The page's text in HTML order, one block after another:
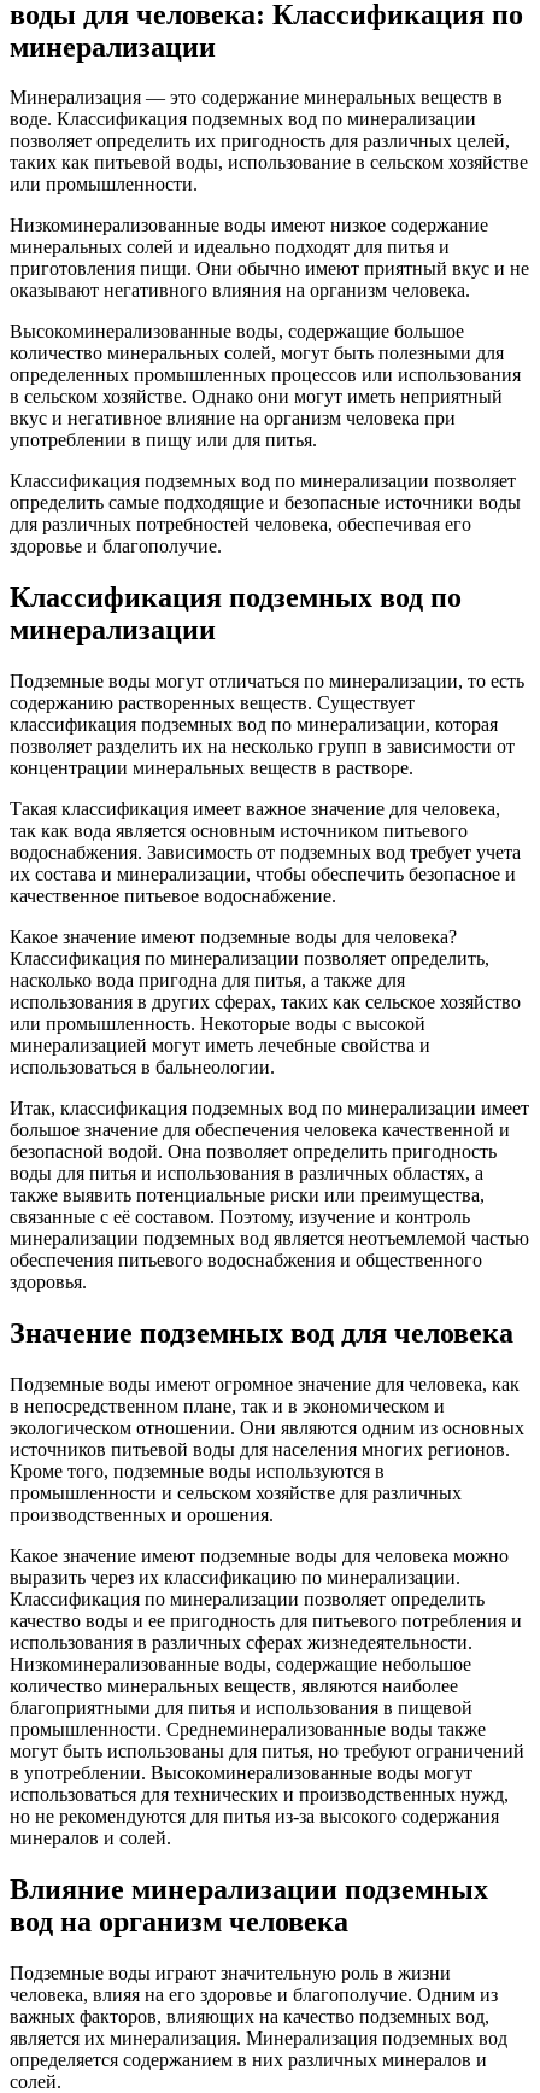
воды для человека: Классификация по
минерализации
Минерализация — это содержание минеральных веществ в
воде. Классификация подземных вод по минерализации
позволяет определить их пригодность для различных целей,
таких как питьевой воды, использование в сельском хозяйстве
или промышленности.
Низкоминерализованные воды имеют низкое содержание
минеральных солей и идеально подходят для питья и
приготовления пищи. Они обычно имеют приятный вкус и не
оказывают негативного влияния на организм человека.
Высокоминерализованные воды, содержащие большое
количество минеральных солей, могут быть полезными для
определенных промышленных процессов или использования
в сельском хозяйстве. Однако они могут иметь неприятный
вкус и негативное влияние на организм человека при
употреблении в пищу или для питья.
Классификация подземных вод по минерализации позволяет
определить самые подходящие и безопасные источники воды
для различных потребностей человека, обеспечивая его
здоровье и благополучие.
Классификация подземных вод по
минерализации
Подземные воды могут отличаться по минерализации, то есть
содержанию растворенных веществ. Существует
классификация подземных вод по минерализации, которая
позволяет разделить их на несколько групп в зависимости от
концентрации минеральных веществ в растворе.
Такая классификация имеет важное значение для человека,
так как вода является основным источником питьевого
водоснабжения. Зависимость от подземных вод требует учета
их состава и минерализации, чтобы обеспечить безопасное и
качественное питьевое водоснабжение.
Какое значение имеют подземные воды для человека?
Классификация по минерализации позволяет определить,
насколько вода пригодна для питья, а также для
использования в других сферах, таких как сельское хозяйство
или промышленность. Некоторые воды с высокой
минерализацией могут иметь лечебные свойства и
использоваться в бальнеологии.
Итак, классификация подземных вод по минерализации имеет
большое значение для обеспечения человека качественной и
безопасной водой. Она позволяет определить пригодность
воды для питья и использования в различных областях, а
также выявить потенциальные риски или преимущества,
связанные с её составом. Поэтому, изучение и контроль
минерализации подземных вод является неотъемлемой частью
обеспечения питьевого водоснабжения и общественного
здоровья.
Значение подземных вод для человека
Подземные воды имеют огромное значение для человека, как
в непосредственном плане, так и в экономическом и
экологическом отношении. Они являются одним из основных
источников питьевой воды для населения многих регионов.
Кроме того, подземные воды используются в
промышленности и сельском хозяйстве для различных
производственных и орошения.
Какое значение имеют подземные воды для человека можно
выразить через их классификацию по минерализации.
Классификация по минерализации позволяет определить
качество воды и ее пригодность для питьевого потребления и
использования в различных сферах жизнедеятельности.
Низкоминерализованные воды, содержащие небольшое
количество минеральных веществ, являются наиболее
благоприятными для питья и использования в пищевой
промышленности. Среднеминерализованные воды также
могут быть использованы для питья, но требуют ограничений
в употреблении. Высокоминерализованные воды могут
использоваться для технических и производственных нужд,
но не рекомендуются для питья из-за высокого содержания
минералов и солей.
Влияние минерализации подземных
вод на организм человека
Подземные воды играют значительную роль в жизни
человека, влияя на его здоровье и благополучие. Одним из
важных факторов, влияющих на качество подземных вод,
является их минерализация. Минерализация подземных вод
определяется содержанием в них различных минералов и
солей.